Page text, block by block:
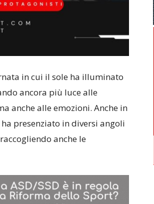
in cui il sole ha illuminato
ancora più luce alle
anche alle emozioni. Anche in
presenziato in diversi angoli
anche le